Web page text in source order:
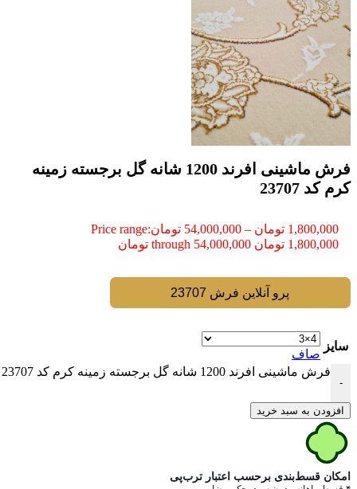
فرش ماشینی افرند 1200 شانه گل برجسته زمینه
کرم کد 23707
1,800,000 تومان –
54,000,000 تومانPrice range:
1,800,000 تومان through 54,000,000 تومان
پرو آنلاین فرش 23707
سایز
صاف
-
فرش ماشینی افرند 1200 شانه گل برجسته زمینه کرم کد 23707 عدد
افزودن به سبد خرید
امکان قسط‌بندی برحسب اعتبار ترب‌پی